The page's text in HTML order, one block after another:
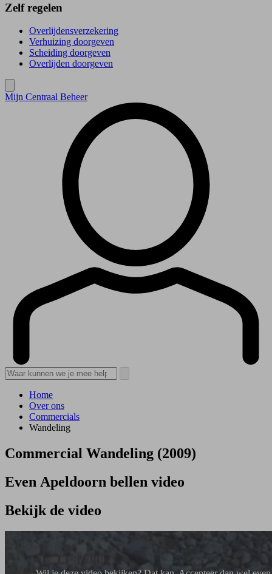
Zelf regelen
Overlijdensverzekering
Verhuizing doorgeven
Scheiding doorgeven
Overlijden doorgeven
Mijn Centraal Beheer
Home
Over ons
Commercials
Wandeling
Commercial Wandeling (2009)
Even Apeldoorn bellen video
Bekijk de video